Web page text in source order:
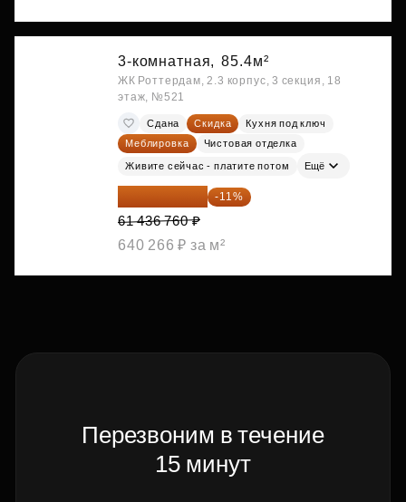
3-комнатная, 85.4м²
ЖК Роттердам, 2.3 корпус, 3 секция, 18
этаж, №521
Сдана Скидка
Кухня под ключ
Меблировка
Чистовая отделка
Живите сейчас - платите потом Ещё
54 678 716 ₽ -11%
61 436 760 ₽
640 266 ₽ за м²
Перезвоним в течение
15 минут